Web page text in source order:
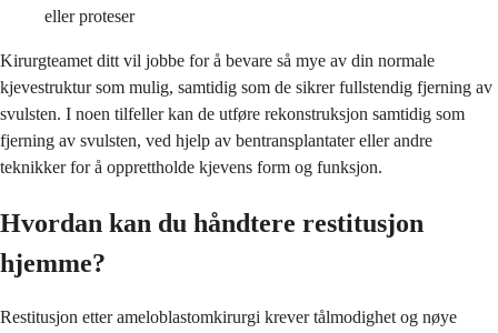
eller proteser
Kirurgteamet ditt vil jobbe for å bevare så mye av din normale
kjevestruktur som mulig, samtidig som de sikrer fullstendig fjerning av
svulsten. I noen tilfeller kan de utføre rekonstruksjon samtidig som
fjerning av svulsten, ved hjelp av bentransplantater eller andre
teknikker for å opprettholde kjevens form og funksjon.
Hvordan kan du håndtere restitusjon
hjemme?
Restitusjon etter ameloblastomkirurgi krever tålmodighet og nøye